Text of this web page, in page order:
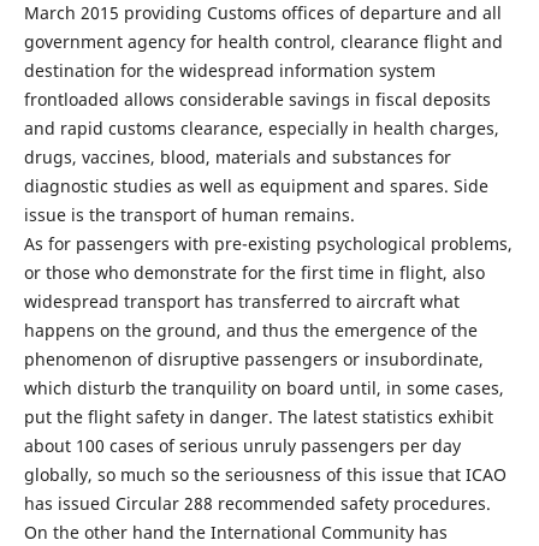
March 2015 providing Customs offices of departure and all
government agency for health control, clearance flight and
destination for the widespread information system
frontloaded allows considerable savings in fiscal deposits
and rapid customs clearance, especially in health charges,
drugs, vaccines, blood, materials and substances for
diagnostic studies as well as equipment and spares. Side
issue is the transport of human remains.
As for passengers with pre-existing psychological problems,
or those who demonstrate for the first time in flight, also
widespread transport has transferred to aircraft what
happens on the ground, and thus the emergence of the
phenomenon of disruptive passengers or insubordinate,
which disturb the tranquility on board until, in some cases,
put the flight safety in danger. The latest statistics exhibit
about 100 cases of serious unruly passengers per day
globally, so much so the seriousness of this issue that ICAO
has issued Circular 288 recommended safety procedures.
On the other hand the International Community has